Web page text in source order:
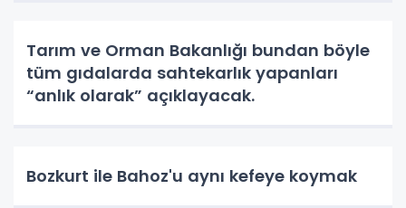
Tarım ve Orman Bakanlığı bundan böyle
tüm gıdalarda sahtekarlık yapanları
“anlık olarak” açıklayacak.
Bozkurt ile Bahoz'u aynı kefeye koymak